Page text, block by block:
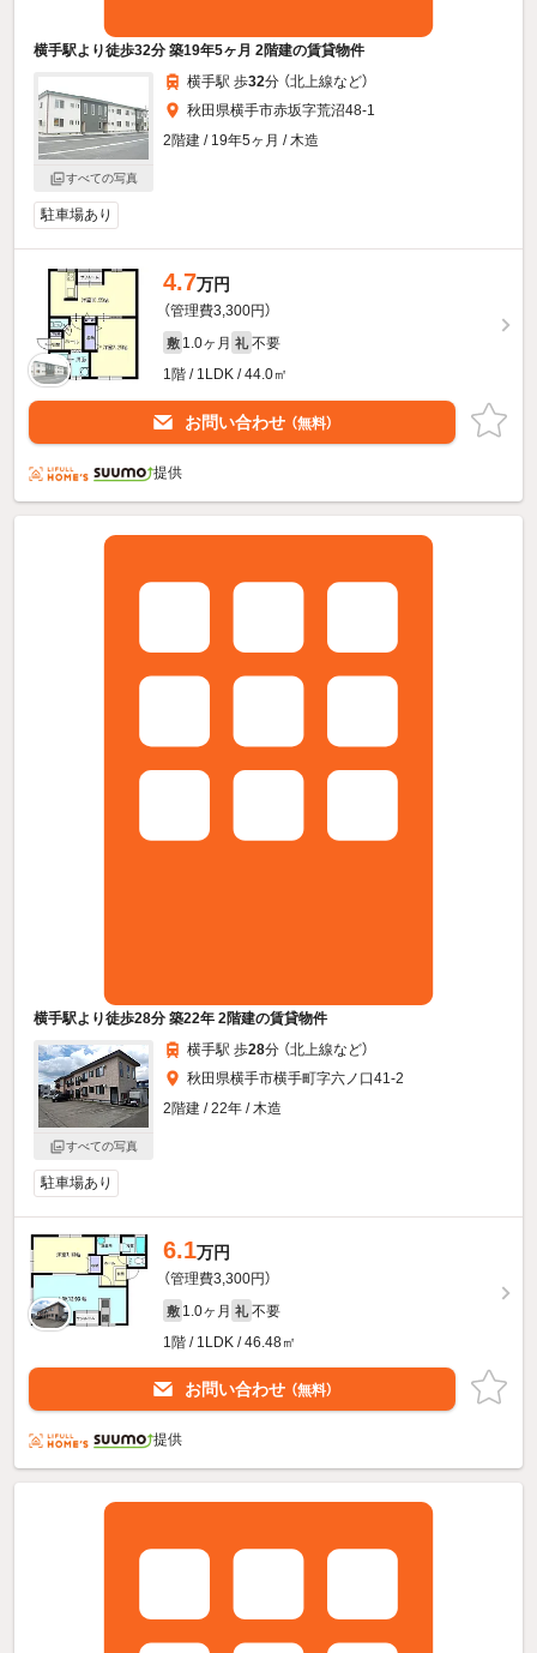
横手駅より徒歩32分 築19年5ヶ月 2階建の賃貸物件
すべての写真
横手駅 歩32分 （北上線など）
秋田県横手市赤坂字荒沼48-1
2階建 / 19年5ヶ月 / 木造
駐車場あり
4.7万円
（管理費3,300円）
敷 1.0ヶ月 礼 不要
1階 / 1LDK / 44.0㎡
お問い合わせ （無料）
提供
横手駅より徒歩28分 築22年 2階建の賃貸物件
すべての写真
横手駅 歩28分 （北上線など）
秋田県横手市横手町字六ノ口41-2
2階建 / 22年 / 木造
駐車場あり
6.1万円
（管理費3,300円）
敷 1.0ヶ月 礼 不要
1階 / 1LDK / 46.48㎡
お問い合わせ （無料）
提供